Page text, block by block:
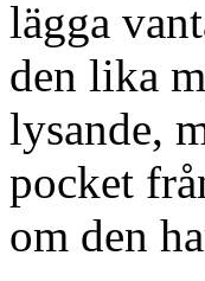
lägga
den lika
lysande,
pocket
om den